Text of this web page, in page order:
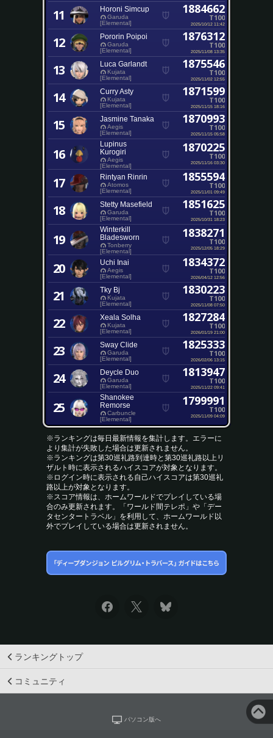
11 Horoni Simcup
Garuda
[Elemental]
1884662
T100
2025/10/12 11:42
12 Pororin Poipoi
Garuda
[Elemental]
1876312
T100
2025/11/08 13:35
13 Luca Garlandt
Kujata
[Elemental]
1875546
T100
2025/11/02 12:55
14 Curry Asty
Kujata
[Elemental]
1871599
T100
2025/11/15 18:16
15 Jasmine Tanaka
Aegis
[Elemental]
1870993
T100
2025/11/15 05:58
16
Lupinus
Kurogiri
Aegis
[Elemental]
1870225
T100
2025/11/16 03:30
17 Rintyan Rinrin
Atomos
[Elemental]
1855594
T100
2025/11/01 09:49
18 Stetty Masefield
Garuda
[Elemental]
1851625
T100
2025/10/31 18:23
19
Winterkill
Bladesworn
Tonberry
[Elemental]
1838271
T100
2025/12/05 18:29
20 Uchi Inai
Aegis
[Elemental]
1834372
T100
2026/04/12 12:56
21 Tky Bj
Kujata
[Elemental]
1830223
T100
2025/11/08 07:50
22 Xeala Solha
Kujata
[Elemental]
1827284
T100
2026/01/19 21:00
23 Sway Clide
Garuda
[Elemental]
1825333
T100
2026/02/06 13:15
24 Deycle Duo
Garuda
[Elemental]
1813947
T100
2025/11/22 09:41
25
Shanokee
Remorse
Carbuncle
[Elemental]
1799991
T100
2025/11/09 04:09
※ランキングは毎日最新情報を集計します。エラーに
より集計が失敗した場合は更新されません。
※ランキングは第30巡礼路到達時と第30巡礼路以上リ
ザルト時に表示されるハイスコアが対象となります。
※ログイン時に表示される自己ハイスコアは第30巡礼
路以上が対象となります。
※スコア情報は、ホームワールドでプレイしている場
合のみ更新されます。「ワールド間テレポ」や「デー
タセンタートラベル」を利用して、ホームワールド以
外でプレイしている場合は更新されません。
ランキングトップ
コミュニティ
パソコン版へ